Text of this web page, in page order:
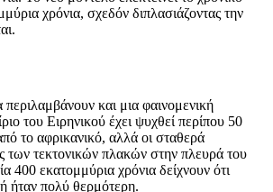
χρόνια, σχεδόν διπλασιάζοντας την
και μια φαινομενική
του Ειρηνικού έχει ψυχθεί περίπου 50
το αφρικανικό, αλλά οι σταθερά
των τεκτονικών πλακών στην πλευρά του
400 εκατομμύρια χρόνια δείχνουν ότι
ήταν πολύ θερμότερη.